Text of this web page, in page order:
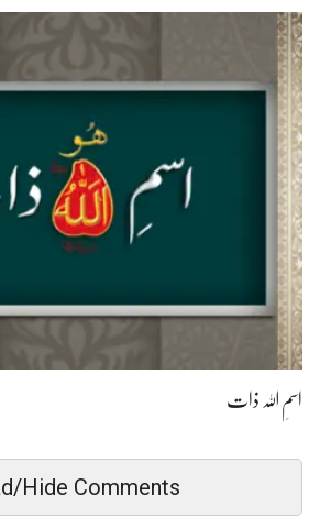
اسمِ اللہ ذات
Hide Comments